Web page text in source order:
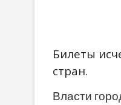
Билеты
стран.
Власти